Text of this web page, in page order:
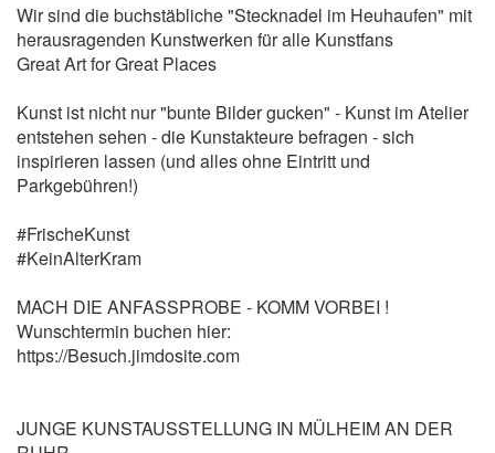
Wir sind die buchstäbliche "Stecknadel im Heuhaufen" mit
herausragenden Kunstwerken für alle Kunstfans
Great Art for Great Places
Kunst ist nicht nur "bunte Bilder gucken" - Kunst im Atelier
entstehen sehen - die Kunstakteure befragen - sich
inspirieren lassen (und alles ohne Eintritt und
Parkgebühren!)
#FrischeKunst
#KeinAlterKram
MACH DIE ANFASSPROBE - KOMM VORBEI !
Wunschtermin buchen hier:
https://Besuch.jimdosite.com
JUNGE KUNSTAUSSTELLUNG IN MÜLHEIM AN DER